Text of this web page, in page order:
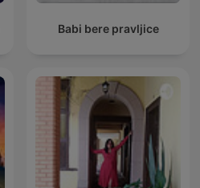
Babi bere pravljice